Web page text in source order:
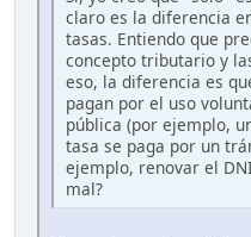
claro es la diferencia
tasas. Entiendo que
concepto tributario y
eso, la diferencia es
pagan por el uso
pública (por ejemplo,
tasa se paga por un
ejemplo, renovar el
mal?